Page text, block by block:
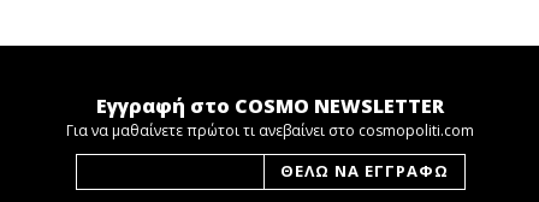
Εγγραφή στο COSMO NEWSLETTER
Για να μαθαίνετε πρώτοι τι ανεβαίνει στο cosmopoliti.com